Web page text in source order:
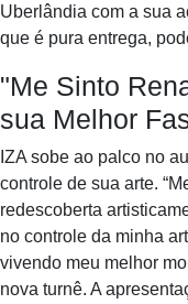
Uberlândia com a sua
que é pura entrega,
"Me Sinto
sua Melhor
IZA sobe ao palco no
controle de sua arte.
redescoberta
no controle da minha
vivendo meu melhor
nova turnê. A